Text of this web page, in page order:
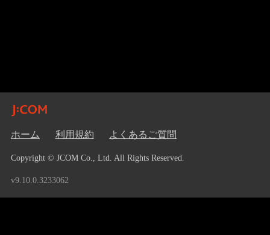
ホーム 利用規約 よくあるご質問
Copyright © JCOM Co., Ltd. All Rights Reserved.
v9.10.0.3233062